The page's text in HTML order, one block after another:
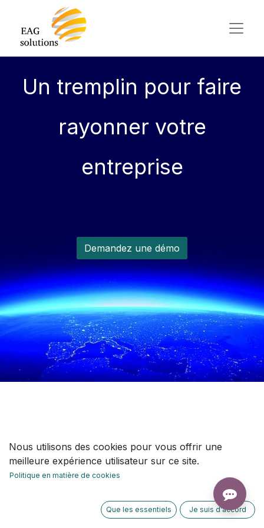
Un tremplin pour faire
rayonner votre
entreprise
Demandez une démo
Nous utilisons des cookies pour vous offrir une
meilleure expérience utilisateur sur ce site.
Politique en matière de cookies
Que les essentiels Je suis d'accord